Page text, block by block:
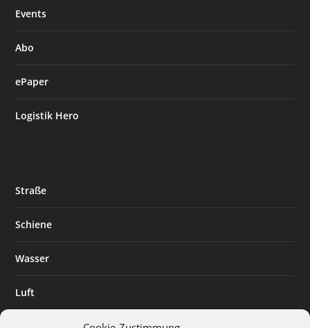
Events
Abo
ePaper
Logistik Hero
Straße
Schiene
Wasser
Luft